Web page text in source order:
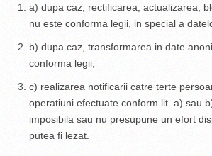
a) dupa caz, rectificarea, actualizarea,
nu este conforma legii, in special a
b) dupa caz, transformarea in date
conforma legii;
c) realizarea notificarii catre terte
operatiuni efectuate conform lit. a) sau
imposibila sau nu presupune un efort
putea fi lezat.